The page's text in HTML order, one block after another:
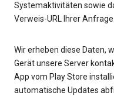
Systemaktivitäten sowie
Verweis-URL Ihrer Anfrage.
Wir erheben diese Daten,
Gerät unsere Server
App vom Play Store
automatische Updates